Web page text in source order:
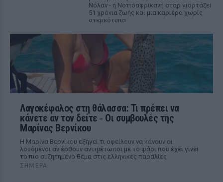
Νόλαν - η Νοτιοαφρικανή σταρ γιορτάζει
51 χρόνια ζωής και μια καριέρα χωρίς
στερεότυπα.
Λαγοκέφαλος στη θάλασσα: Τι πρέπει να
κάνετε αν τον δείτε ‑ Οι συμβουλές της
Μαρίνας Βερνίκου
Η Μαρίνα Βερνίκου εξηγεί τι οφείλουν να κάνουν οι
λουόμενοι αν έρθουν αντιμέτωποι με το ψάρι που έχει γίνει
το πιο συζητημένο θέμα στις ελληνικές παραλίες
ΣΉΜΕΡΑ